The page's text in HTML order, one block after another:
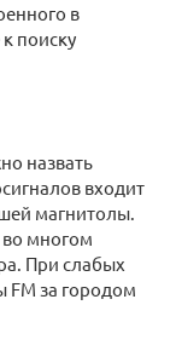
в
поиску
назвать
входит
магнитолы.
многом
При слабых
FM за городом